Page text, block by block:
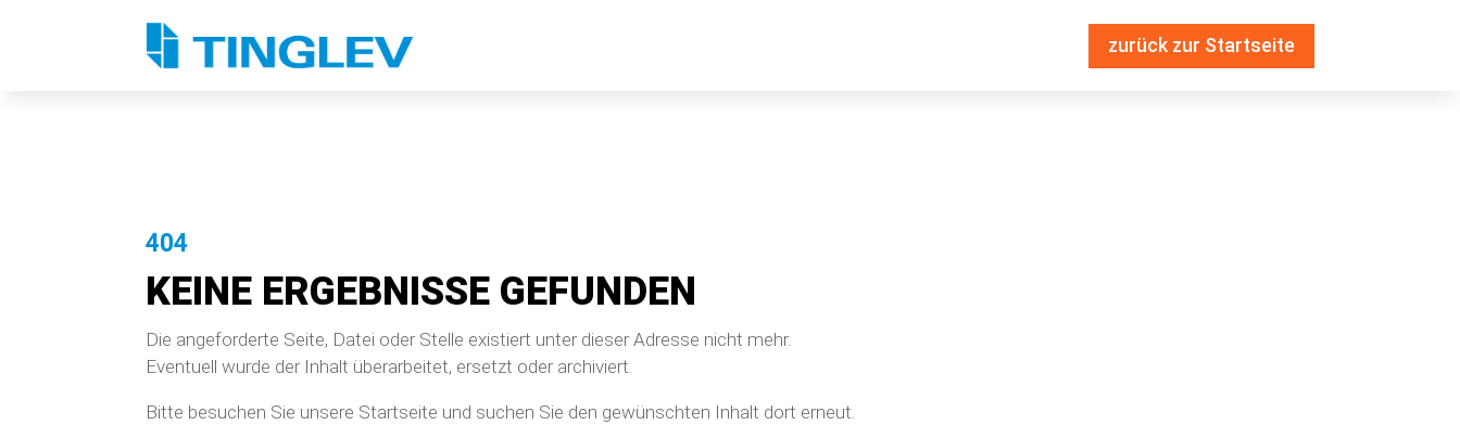
zurück zur Startseite
404
KEINE ERGEBNISSE GEFUNDEN
Die angeforderte Seite, Datei oder Stelle existiert unter dieser Adresse nicht mehr.
Eventuell wurde der Inhalt überarbeitet, ersetzt oder archiviert.
Bitte besuchen Sie unsere Startseite und suchen Sie den gewünschten Inhalt dort erneut.